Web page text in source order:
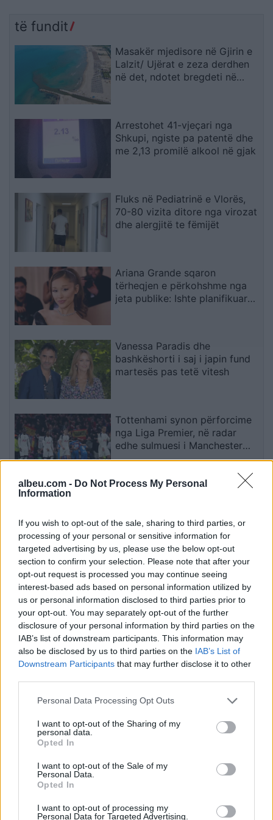
albeu.com - Do Not Process My Personal
Information
If you wish to opt-out of the sale, sharing to third parties, or
processing of your personal or sensitive information for
targeted advertising by us, please use the below opt-out
section to confirm your selection. Please note that after your
opt-out request is processed you may continue seeing
interest-based ads based on personal information utilized by
us or personal information disclosed to third parties prior to
your opt-out. You may separately opt-out of the further
disclosure of your personal information by third parties on the
IAB’s list of downstream participants. This information may
also be disclosed by us to third parties on the IAB’s List of
Downstream Participants that may further disclose it to other
Personal Data Processing Opt Outs
I want to opt-out of the Sharing of my
personal data.
Opted In
I want to opt-out of the Sale of my
Personal Data.
Opted In
I want to opt-out of processing my
Personal Data for Targeted Advertising.
të fundit
Masakër mjedisore në Gjirin e
Lalzit/ Ujërat e zeza derdhen
në det, ndotet bregdeti në
Arrestohet 41-vjeçari nga
Shkupi, ngiste pa patentë dhe
me 2,13 promilë alkool në gjak
Fluks në Pediatrinë e Vlorës,
70-80 vizita ditore nga virozat
dhe alergjitë te fëmijët
Ariana Grande sqaron
tërheqjen e përkohshme nga
jeta publike: Ishte planifikuar
Vanessa Paradis dhe
bashkëshorti i saj i japin fund
martesës pas tetë vitesh
Tottenhami synon përforcime
nga Liga Premier, në radar
edhe sulmuesi i Manchester
Cityt
Esim for Global
Esim for USA | Esim for Italy Esim for Spain|Esim